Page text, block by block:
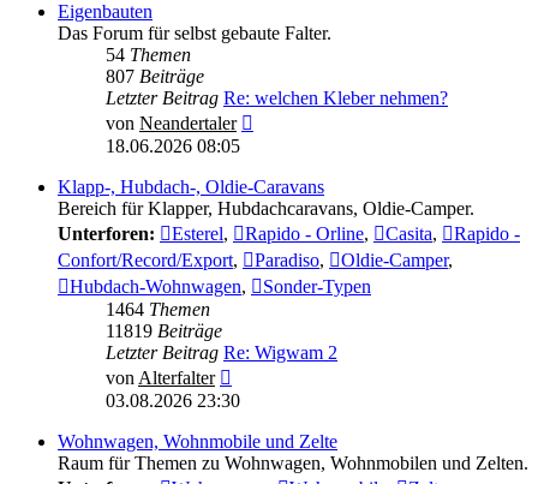
Eigenbauten
Das Forum für selbst gebaute Falter.
54 Themen
807 Beiträge
Letzter Beitrag Re: welchen Kleber nehmen?
von Neandertaler
18.06.2026 08:05
Klapp-, Hubdach-, Oldie-Caravans
Bereich für Klapper, Hubdachcaravans, Oldie-Camper.
Unterforen:
Esterel, Rapido - Orline, Casita,
Rapido -
Confort/Record/Export, Paradiso, Oldie-Camper,
Hubdach-Wohnwagen,
Sonder-Typen
1464 Themen
11819 Beiträge
Letzter Beitrag Re: Wigwam 2
vonAlterfalter
Beitrag
03.08.2026 23:30
Wohnwagen, Wohnmobile und Zelte
Raum für Themen zu Wohnwagen, Wohnmobilen und Zelten.